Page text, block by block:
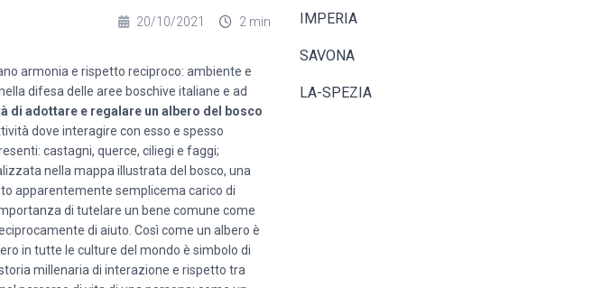
20/10/2021 2 min
armonia e rispetto reciproco: ambiente e
difesa delle aree boschive italiane e ad
di adottare e regalare un albero del bosco
dove interagire con esso e spesso
castagni, querce, ciliegi e faggi;
nella mappa illustrata del bosco, una
apparentemente semplicema carico di
di tutelare un bene comune come
di aiuto. Così come un albero è
in tutte le culture del mondo è simbolo di
millenaria di interazione e rispetto tra
IMPERIA
SAVONA
LA-SPEZIA